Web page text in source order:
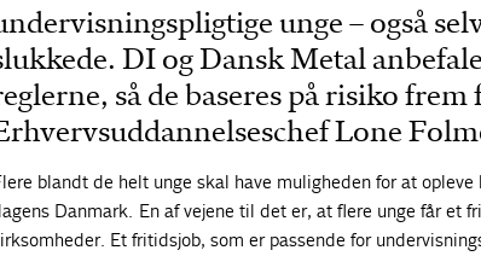
unge – også
DI og Dansk Metal
så de baseres på risiko
Lone
blandt de helt unge skal have muligheden for at
Danmark. En af vejene til det er, at flere unge får et
Et fritidsjob, som er passende for